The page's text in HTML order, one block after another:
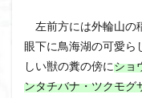
左前方には外輪山の
眼下に鳥海湖の可愛ら
しい獣の糞の傍にショ
ンタチバナ・ツクモグ
大菩薩嶺
大菩
大桁山
大札山
十国峠
北海道
人名山
京都府